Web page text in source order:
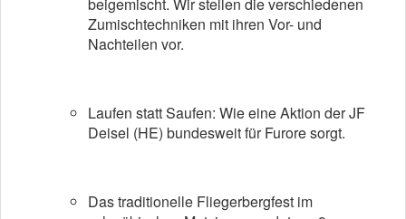
Zumischtechniken mit ihren Vor- und
Nachteilen vor.
Laufen statt Saufen: Wie eine Aktion der JF
Deisel (HE) bundesweit für Furore sorgt.
Das traditionelle Fliegerbergfest im